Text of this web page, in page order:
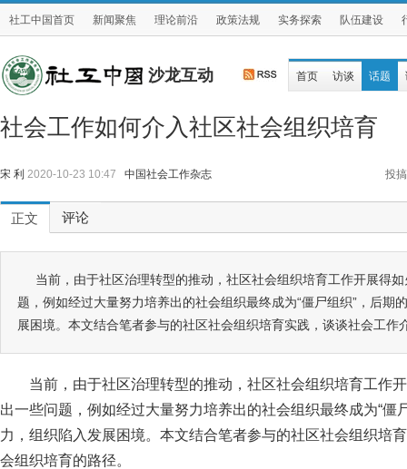
社工中国首页 新闻聚焦 理论前沿 政策法规 实务探索 队伍建设
沙龙互动 首页 访谈 话题
社会工作如何介入社区社会组织培育
宋 利 2020-10-23 10:47 中国社会工作杂志 投搞
正文 评论
当前，由于社区治理转型的推动，社区社会组织培育工作开展得
题，例如经过大量努力培养出的社会组织最终成为“僵尸组织”，后期
展困境。本文结合笔者参与的社区社会组织培育实践，谈谈社会工作
当前，由于社区治理转型的推动，社区社会组织培育工作
出一些问题，例如经过大量努力培养出的社会组织最终成为“僵
力，组织陷入发展困境。本文结合笔者参与的社区社会组织培
会组织培育的路径。